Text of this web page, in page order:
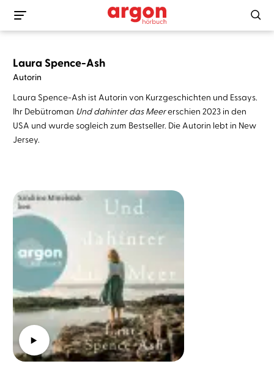
Laura Spence-Ash
Autorin
Laura Spence-Ash ist Autorin von Kurzgeschichten und Essays.
Ihr Debütroman Und dahinter das Meererschien 2023 in den
USA und wurde sogleich zum Bestseller. Die Autorin lebt in New
Jersey.